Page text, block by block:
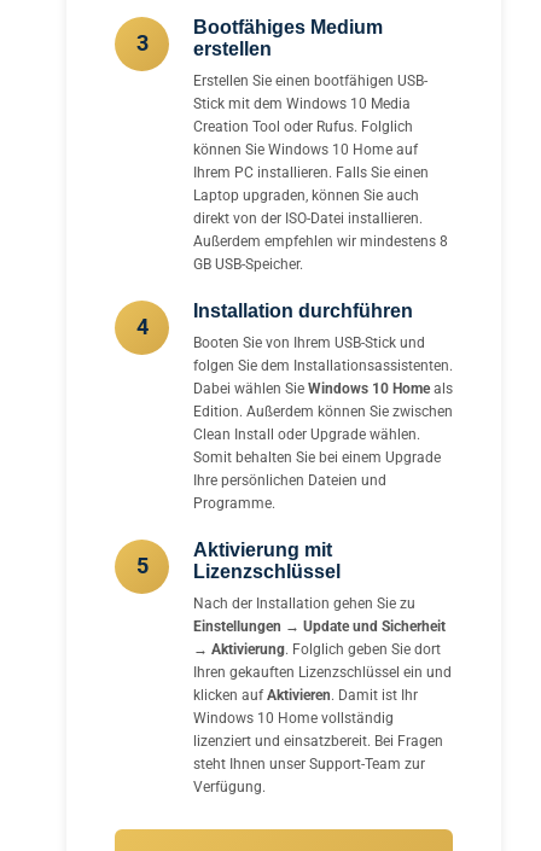
3
Bootfähiges Medium
erstellen
Erstellen Sie einen bootfähigen USB-
Stick mit dem Windows 10 Media
Creation Tool oder Rufus. Folglich
können Sie Windows 10 Home auf
Ihrem PC installieren. Falls Sie einen
Laptop upgraden, können Sie auch
direkt von der ISO-Datei installieren.
Außerdem empfehlen wir mindestens 8
GB USB-Speicher.
4
Installation durchführen
Booten Sie von Ihrem USB-Stick und
folgen Sie dem Installationsassistenten.
Dabei wählen Sie Windows 10 Homeals
Edition. Außerdem können Sie zwischen
Clean Install oder Upgrade wählen.
Somit behalten Sie bei einem Upgrade
Ihre persönlichen Dateien und
Programme.
5
Aktivierung mit
Lizenzschlüssel
Nach der Installation gehen Sie zu
Einstellungen → Update und Sicherheit
→ Aktivierung. Folglich geben Sie dort
Ihren gekauften Lizenzschlüssel ein und
klicken aufAktivieren. Damit ist Ihr
Windows 10 Home vollständig
lizenziert und einsatzbereit. Bei Fragen
steht Ihnen unser Support-Team zur
Verfügung.